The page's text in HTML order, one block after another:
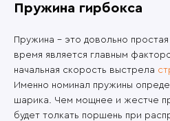
Пружина гирбокса
Пружина – это довольно
время является главным
начальная скорость выстрела
Именно номинал пружины
шарика. Чем мощнее и жестче
будет толкать поршень при